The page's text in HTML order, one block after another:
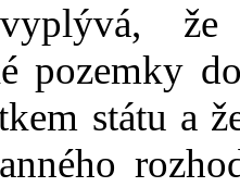
pozemky
státu a